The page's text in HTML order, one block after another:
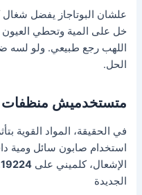
علشان البوتاجاز يفضل
خل على المية وتحطي العيون
اللهب رجع طبيعي. ولو لسه
الحل.
متستخدميش منظفات
في الحقيقة، المواد القوية
استخدام صابون سائل ومية
الإشعال، كلميني على19224
الجديدة